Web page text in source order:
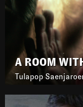
A ROOM
Tulapop